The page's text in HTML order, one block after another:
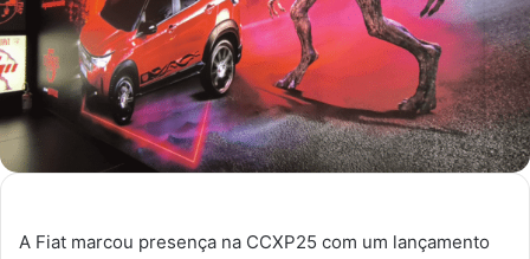
A Fiat marcou presença na CCXP25 com um lançamento